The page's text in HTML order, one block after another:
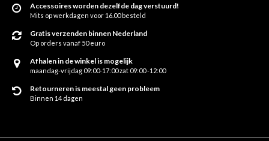
Accessoires worden dezelfde dag verstuurd!
Mits op werkdagen voor 16.00 besteld
Gratis verzenden binnen Nederland
Op orders vanaf 50 euro
Afhalen in de winkel is mogelijk
maandag-vrijdag 09:00-17:00 zat 09:00 -12:00
Retourneren is meestal geen probleem
Binnen 14 dagen